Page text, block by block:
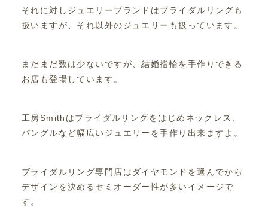
それに対しジュエリーブランドはブライダルリングも
扱いますが、それ以外のジュエリーも扱っています。
まだまだ数は少ないですが、結婚指輪を手作りできる
お店も登場しています。
工房Smithはブライダルリングをはじめネックレス、
バングルなど幅広いジュエリーを手作り出来ますよ。
ブライダルリング専門店はダイヤモンドを選んでから
デザインを決めるセミオーダー性が多いイメージで
す。